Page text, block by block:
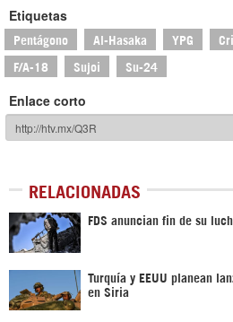
Etiquetas
Pentágono Al-Hasaka YPG
F/A-18 Sujoi Su-24
Enlace corto
RELACIONADAS
FDS anuncian fin de su
Turquía y EEUU planean
en Siria